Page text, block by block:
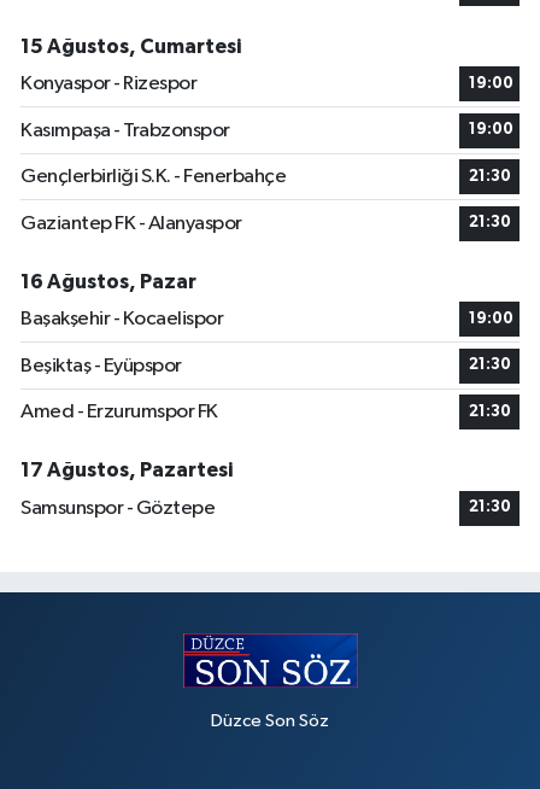
15 Ağustos, Cumartesi
Konyaspor - Rizespor
19:00
Kasımpaşa - Trabzonspor 19:00
Gençlerbirliği S.K. - Fenerbahçe 21:30
Gaziantep FK - Alanyaspor 21:30
16 Ağustos, Pazar
Başakşehir - Kocaelispor
19:00
Beşiktaş - Eyüpspor 21:30
Amed - Erzurumspor FK 21:30
17 Ağustos, Pazartesi
Samsunspor - Göztepe
21:30
Düzce Son Söz